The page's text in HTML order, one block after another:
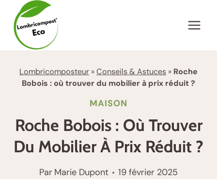
contenu
Lombricomposteur »Conseils & Astuces » Roche
Bobois : où trouver du mobilier à prix réduit ?
MAISON
Roche Bobois : Où Trouver
Du Mobilier À Prix Réduit ?
Par Marie Dupont 19 février 2025